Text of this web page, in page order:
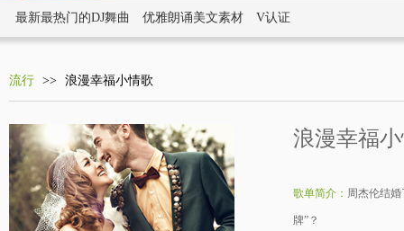
最新最热门的DJ舞曲 优雅朗诵美文素材 V认证
流行 >> 浪漫幸福小情歌
浪漫幸福
歌单简介： 周杰伦结
牌”？